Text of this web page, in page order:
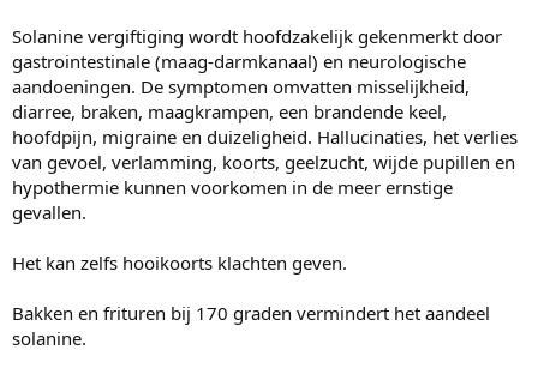
Solanine vergiftiging wordt hoofdzakelijk gekenmerkt door
gastrointestinale (maag-darmkanaal) en neurologische
aandoeningen. De symptomen omvatten misselijkheid,
diarree, braken, maagkrampen, een brandende keel,
hoofdpijn, migraine en duizeligheid. Hallucinaties, het verlies
van gevoel, verlamming, koorts, geelzucht, wijde pupillen en
hypothermie kunnen voorkomen in de meer ernstige
gevallen.
Het kan zelfs hooikoorts klachten geven.
Bakken en frituren bij 170 graden vermindert het aandeel
solanine.